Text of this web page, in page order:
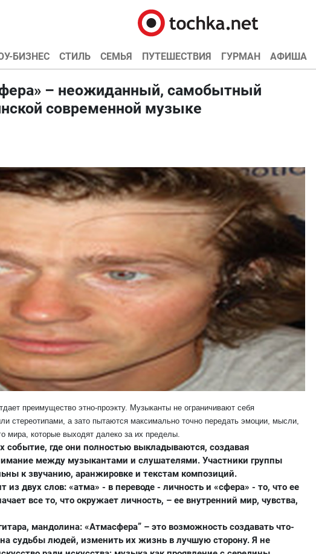
БИЗНЕС СТИЛЬ СЕМЬЯ ПУТЕШЕСТВИЯ ГУРМАН АФИША
– неожиданный, самобытный
современной музыке
преимущество этно-проэкту. Музыканты не ограничивают себя
стереотипами, а зато пытаются максимально точно передать эмоции, мысли,
мира, которые выходят далеко за их пределы.
событие, где они полностью выкладываются, создавая
между музыкантами и слушателями. Участники группы
к звучанию, аранжировке и текстам композиций.
из двух слов: «атма» - в переводе - личность и «сфера» - то, что ее
все то, что окружает личность, – ее внутренний мир, чувства,
мандолина: «Атмасфера” – это возможность создавать что-
судьбы людей, изменить их жизнь в лучшую сторону. Я не